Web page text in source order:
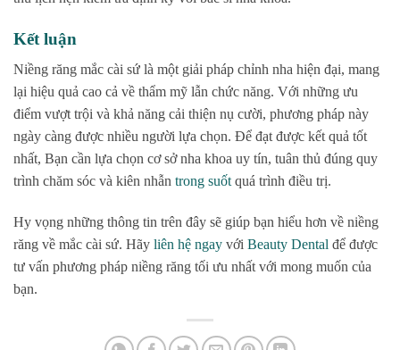
Kết luận
Niềng răng mắc cài sứ là một giải pháp chỉnh nha hiện đại, mang
lại hiệu quả cao cả về thẩm mỹ lẫn chức năng. Với những ưu
điểm vượt trội và khả năng cải thiện nụ cười, phương pháp này
ngày càng được nhiều người lựa chọn. Để đạt được kết quả tốt
nhất, Bạn cần lựa chọn cơ sở nha khoa uy tín, tuân thủ đúng quy
trình chăm sóc và kiên nhẫn trong suốt quá trình điều trị.
Hy vọng những thông tin trên đây sẽ giúp bạn hiểu hơn về niềng
răng về mắc cài sứ. Hãy liên hệ ngay với Beauty Dental để được
tư vấn phương pháp niềng răng tối ưu nhất với mong muốn của
bạn.